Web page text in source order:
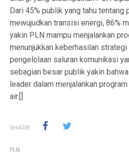
Dari 45% publik yang tahu tentang
mewujudkan transisi energi, 86%
yakin PLN mampu menjalankan
menunjukkan keberhasilan
pengelolaan saluran komunikasi
sebagian besar publik yakin
leader dalam menjalankan
air.[]
SHARE
PLN